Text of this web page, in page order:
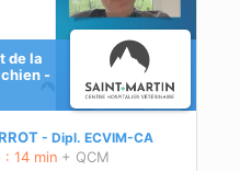
de la
-
Dipl. ECVIM-CA
14 min + QCM